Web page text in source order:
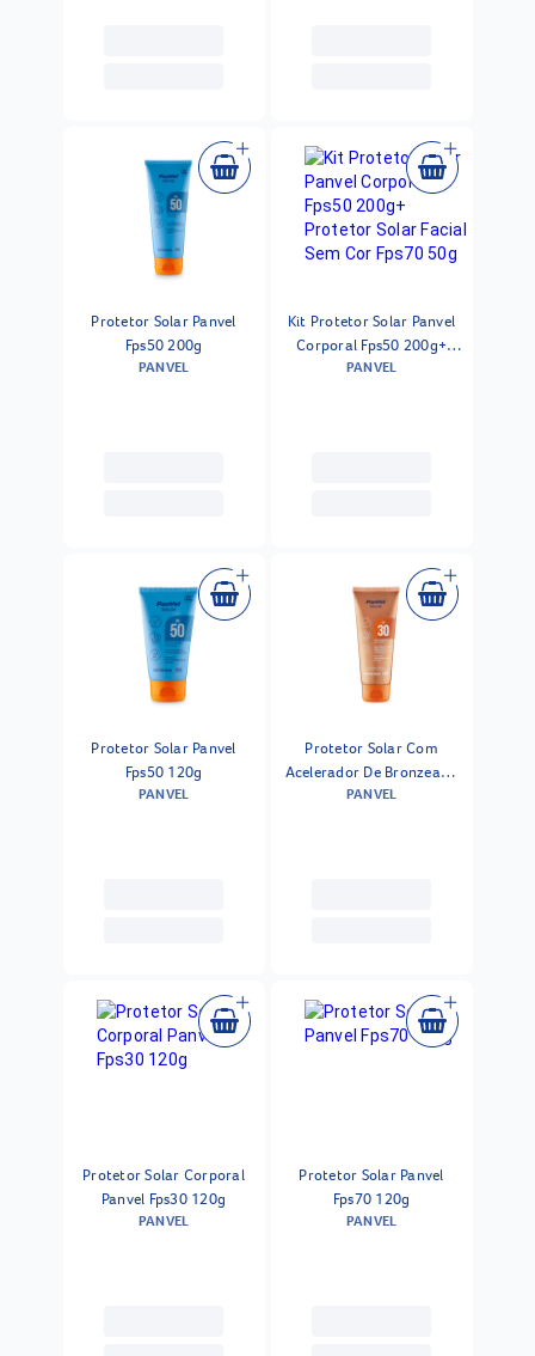
Protetor Solar Panvel
Fps50 200g
PANVEL
Kit Protetor Solar Panvel
Corporal Fps50 200g+
Protetor Solar Facial Sem
PANVEL
Protetor Solar Panvel
Fps50 120g
PANVEL
Protetor Solar Com
Acelerador De Bronzeado
Panvel Fps 30 200g
PANVEL
Protetor Solar Corporal
Panvel Fps30 120g
PANVEL
Protetor Solar Panvel
Fps70 120g
PANVEL